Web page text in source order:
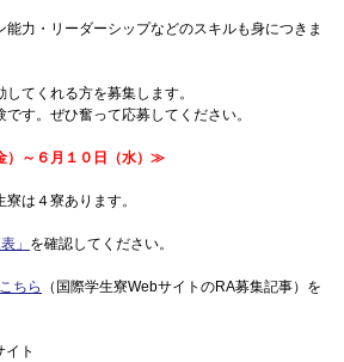
力・リーダーシップなどのスキルも身につきま
てくれる方を募集します。
す。ぜひ奮って応募してください。
）～６月１０日（水）≫
は４寮あります。
」 を確認してください。
こちら
（国際学生寮WebサイトのRA募集記事）を
ト